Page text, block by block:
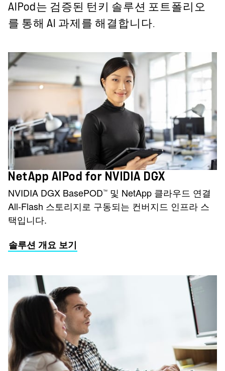
AIPod는 검증된 턴키 솔루션 포트폴리오
를 통해 AI 과제를 해결합니다.
NetApp AIPod for NVIDIA DGX
NVIDIA DGX BasePOD™ 및 NetApp 클라우드 연결
All-Flash 스토리지로 구동되는 컨버지드 인프라 스
택입니다.
솔루션 개요 보기